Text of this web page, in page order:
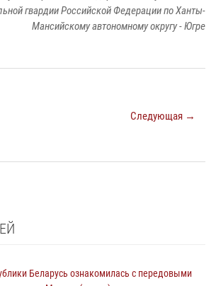
гвардии Российской Федерации по Ханты-
Мансийскому автономному округу - Югре
Следующая →
Беларусь ознакомилась с передовыми